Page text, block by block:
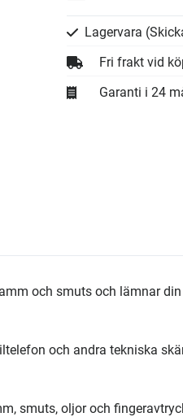
Lagervara
Fri frakt vid
Garanti i 24
och smuts och lämnar
och andra tekniska
smuts, oljor och